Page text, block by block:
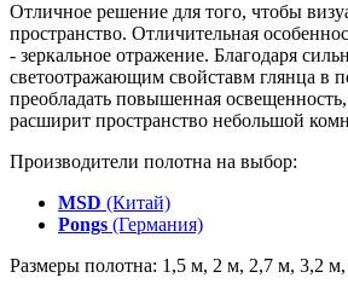
Отличное решение для того, чтобы
пространство. Отличительная
- зеркальное отражение. Благодаря
светоотражающим свойставм глянца в
преобладать повышенная
расширит пространство небольшой
Производители полотна на выбор:
MSD (Китай)
Pongs (Германия)
Размеры полотна: 1,5 м, 2 м, 2,7 м, 3,2